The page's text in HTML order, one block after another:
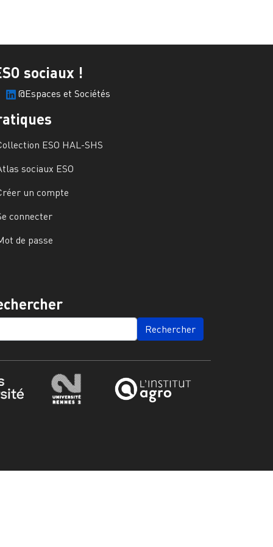
sociaux !
@Espaces et Sociétés
ESO HAL-SHS
sociaux ESO
un compte
connecter
de passe